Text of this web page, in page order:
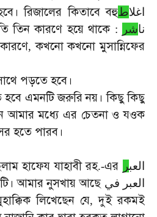
রিজালের কিতাবে বহু اغلاط
তিন কারণে হয়ে থাকে: ناشر
কারণে,কখনো কখনো মুসান্নিফের
পড়তে হবে।
হবে এমনটি জরুরি নয়। কিছু কিছু
আমার মধ্যে এর চেতনা ও যওক
হতে পারব।
হাফেয যাহাবী রহ.-এর العبر
আমার নুসখায় আছে العبر في
লিখেছেন যে,দুই রকমই